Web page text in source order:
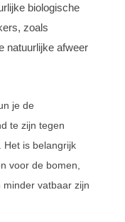
biologische
zoals
natuurlijke afweer
je de
te zijn tegen
Het is belangrijk
voor de bomen,
vatbaar zijn